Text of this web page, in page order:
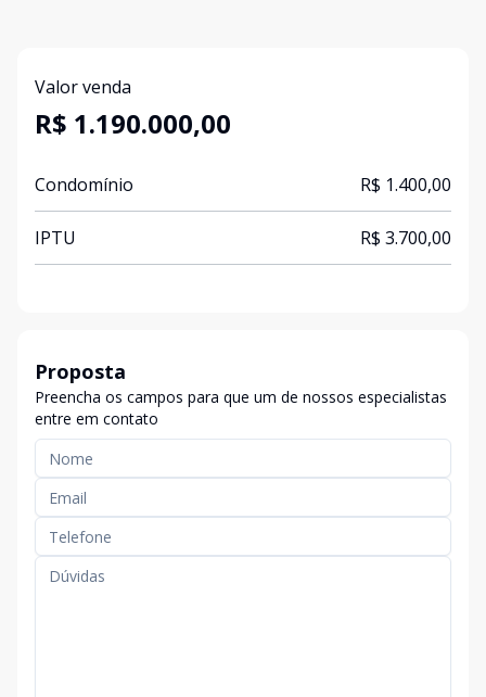
Valor venda
R$ 1.190.000,00
Condomínio R$ 1.400,00
IPTU R$ 3.700,00
Proposta
Preencha os campos para que um de nossos especialistas
entre em contato